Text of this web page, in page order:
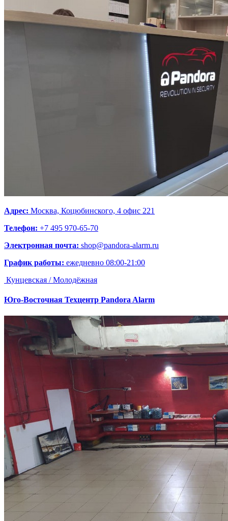
Адрес: Москва, Коцюбинского, 4 офис 221
Телефон: +7 495 970-65-70
Электронная почта: shop@pandora-alarm.ru
График работы: ежедневно 08:00-21:00
Кунцевская / Молодёжная
Юго-Восточная Техцентр Pandora Alarm